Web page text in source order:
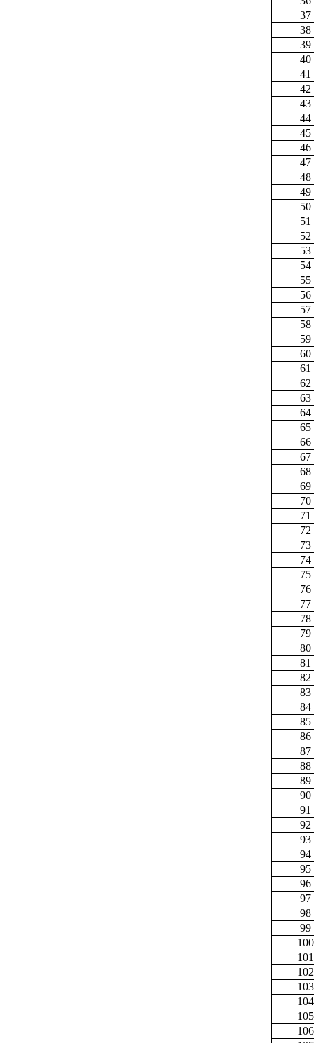
37
38
39
40
41
42
43
44
45
46
47
48
49
50
51
52
53
54
55
56
57
58
59
60
61
62
63
64
65
66
67
68
69
70
71
72
73
74
75
76
77
78
79
80
81
82
83
84
85
86
87
88
89
90
91
92
93
94
95
96
97
98
99
100
101
102
103
104
105
106